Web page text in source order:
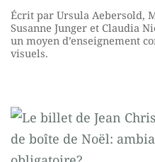
Écrit par Ursula Aebersold,
Susanne Junger et Claudia
un moyen d’enseignement
visuels.